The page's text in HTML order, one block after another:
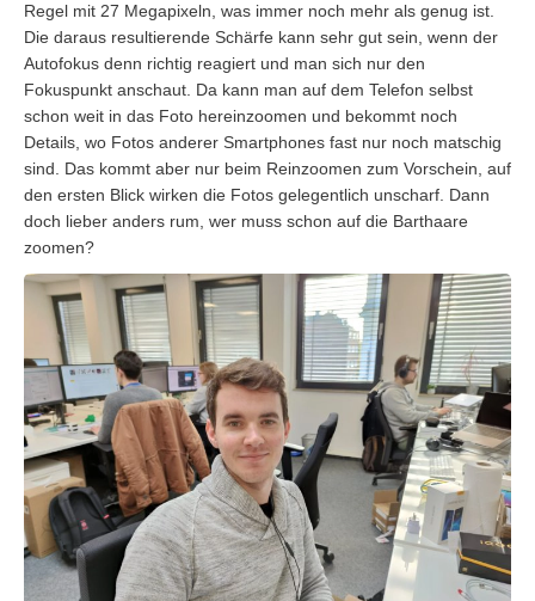
Regel mit 27 Megapixeln, was immer noch mehr als genug ist.
Die daraus resultierende Schärfe kann sehr gut sein, wenn der
Autofokus denn richtig reagiert und man sich nur den
Fokuspunkt anschaut. Da kann man auf dem Telefon selbst
schon weit in das Foto hereinzoomen und bekommt noch
Details, wo Fotos anderer Smartphones fast nur noch matschig
sind. Das kommt aber nur beim Reinzoomen zum Vorschein, auf
den ersten Blick wirken die Fotos gelegentlich unscharf. Dann
doch lieber anders rum, wer muss schon auf die Barthaare
zoomen?